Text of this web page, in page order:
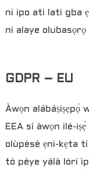
ni ipo ati lati gba
ni alaye
GDPR – EU
Àwọn
EEA sí àwọn ilé-
olùpèsè ẹni-kẹta
tó péye yálà lórí